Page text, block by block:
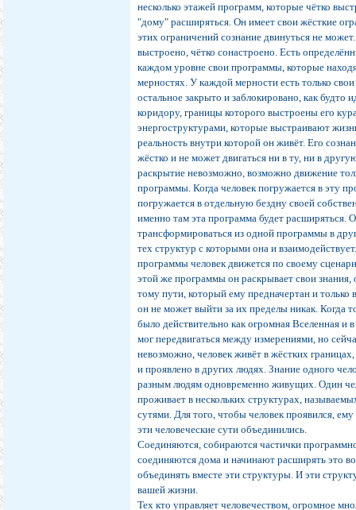
несколько этажей программ, которые чётко
"дому" расширяться. Он имеет свои жёсткие
этих ограничений сознание двинуться не
выстроено, чётко сонастроено. Есть
каждом уровне свои программы, которые
мерностях. У каждой мерности есть только
остальное закрыто и заблокировано, как будто
коридору, границы которого выстроены его
энергоструктурами, которые выстраивают
реальность внутри которой он живёт. Его
жёстко и не может двигаться ни в ту, ни в
раскрытие невозможно, возможно движение
программы. Когда человек погружается в эту
погружается в отдельную бездну своей
именно там эта программа будет расширяться.
трансформироваться из одной программы в
тех структур с которыми она и
программы человек движется по своему
этой же программы он раскрывает свои знания,
тому пути, который ему предначертан и только
он не может выйти за их пределы никак. Когда
было действительно как огромная Вселенная и
мог передвигаться между измерениями, но
невозможно, человек живёт в жёстких
и проявлено в других людях. Знание одного
разным людям одновременно живущих. Один
проживает в нескольких структурах,
сутями. Для того, чтобы человек проявился,
эти человеческие сути объединились.
Соединяются, собираются частички
соединяются дома и начинают расширять это
объединять вместе эти структуры. И эти
вашей жизни.
Тех кто управляет человечеством, огромное